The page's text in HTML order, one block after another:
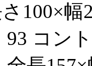
100×幅
コン